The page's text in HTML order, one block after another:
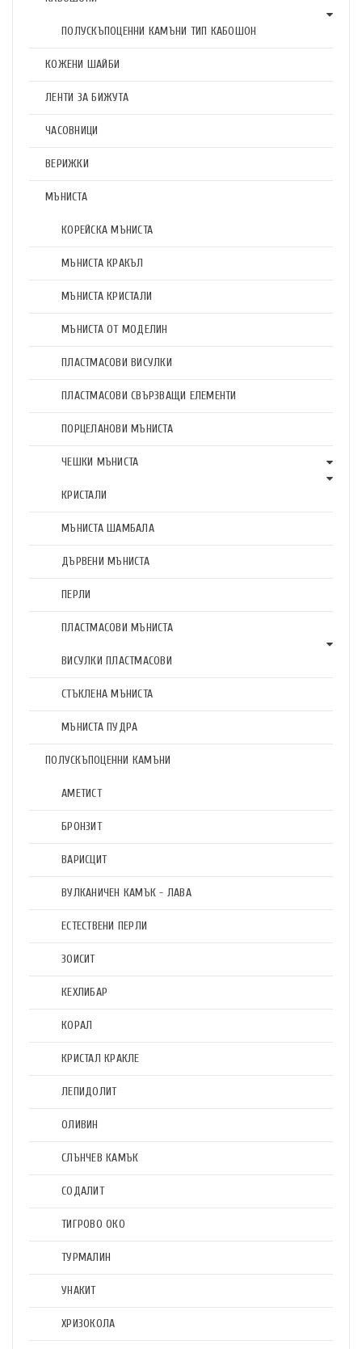
ПОЛУСКЪПОЦЕННИ КАМЪНИ ТИП КАБОШОН
КОЖЕНИ ШАЙБИ
ЛЕНТИ ЗА БИЖУТА
ЧАСОВНИЦИ
ВЕРИЖКИ
МЪНИСТА
КОРЕЙСКА МЪНИСТА
МЪНИСТА КРАКЪЛ
МЪНИСТА КРИСТАЛИ
МЪНИСТА ОТ МОДЕЛИН
ПЛАСТМАСОВИ ВИСУЛКИ
ПЛАСТМАСОВИ СВЪРЗВАЩИ ЕЛЕМЕНТИ
ПОРЦЕЛАНОВИ МЪНИСТА
ЧЕШКИ МЪНИСТА
КРИСТАЛИ
МЪНИСТА ШАМБАЛА
ДЪРВЕНИ МЪНИСТА
ПЕРЛИ
ПЛАСТМАСОВИ МЪНИСТА
ВИСУЛКИ ПЛАСТМАСОВИ
СТЪКЛЕНА МЪНИСТА
МЪНИСТА ПУДРА
ПОЛУСКЪПОЦЕННИ КАМЪНИ
АМЕТИСТ
БРОНЗИТ
ВАРИСЦИТ
ВУЛКАНИЧЕН КАМЪК - ЛАВА
ЕСТЕСТВЕНИ ПЕРЛИ
ЗОИСИТ
КЕХЛИБАР
КОРАЛ
КРИСТАЛ КРАКЛЕ
ЛЕПИДОЛИТ
ОЛИВИН
СЛЪНЧЕВ КАМЪК
СОДАЛИТ
ТИГРОВО ОКО
ТУРМАЛИН
УНАКИТ
ХРИЗОКОЛА